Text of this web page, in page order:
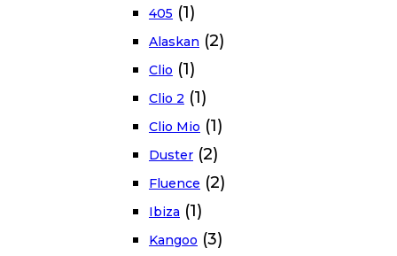
405 (1)
Alaskan (2)
Clio (1)
Clio 2 (1)
Clio Mio (1)
Duster (2)
Fluence (2)
Ibiza (1)
Kangoo (3)